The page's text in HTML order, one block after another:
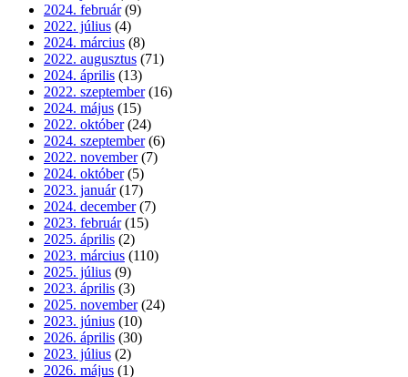
2024. február (9)
2022. július (4)
2024. március (8)
2022. augusztus (71)
2024. április (13)
2022. szeptember (16)
2024. május (15)
2022. október (24)
2024. szeptember (6)
2022. november (7)
2024. október (5)
2023. január (17)
2024. december (7)
2023. február (15)
2025. április (2)
2023. március (110)
2025. július (9)
2023. április (3)
2025. november (24)
2023. június (10)
2026. április (30)
2023. július (2)
2026. május (1)